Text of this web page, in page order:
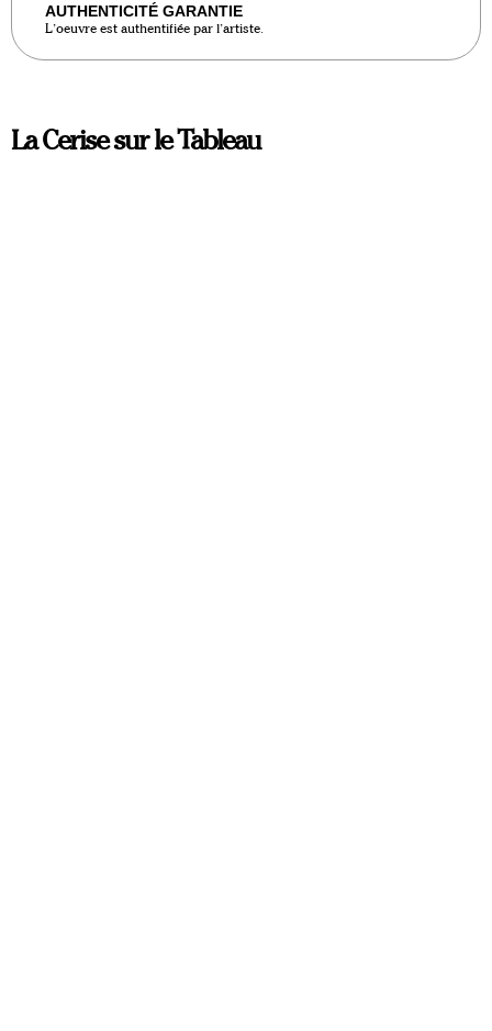
AUTHENTICITÉ GARANTIE
L’oeuvre est authentifiée par l’artiste.
La Cerise sur le Tableau